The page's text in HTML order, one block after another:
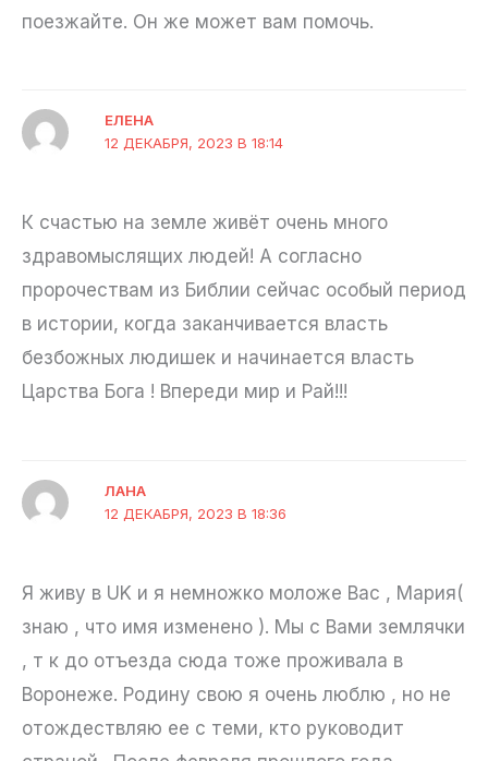
поезжайте. Он же может вам помочь.
ЕЛЕНА
12 ДЕКАБРЯ, 2023 В 18:14
К счастью на земле живёт очень много
здравомыслящих людей! А согласно
пророчествам из Библии сейчас особый период
в истории, когда заканчивается власть
безбожных людишек и начинается власть
Царства Бога ! Впереди мир и Рай!!!
ЛАНА
12 ДЕКАБРЯ, 2023 В 18:36
Я живу в UK и я немножко моложе Вас , Мария(
знаю , что имя изменено ). Мы с Вами землячки
, т к до отъезда сюда тоже проживала в
Воронеже. Родину свою я очень люблю , но не
отождествляю ее с теми, кто руководит